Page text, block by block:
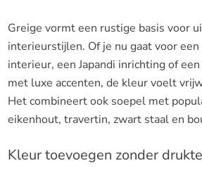
Greige vormt een rustige basis voor
interieurstijlen. Of je nu gaat voor
interieur, een Japandi inrichting of
met luxe accenten, de kleur voelt
Het combineert ook soepel met
eikenhout, travertin, zwart staal en
Kleur toevoegen zonder drukte